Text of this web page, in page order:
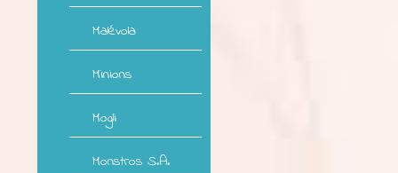
Malévola
Minions
Mogli
Monstros S.A.